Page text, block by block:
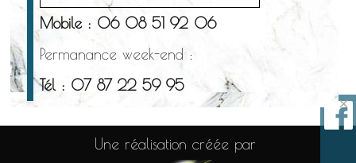
Mobile : 06 08 51 92 06
Permanance week-end :
Tél : 07 87 22 59 95
Une réalisation créée par
×